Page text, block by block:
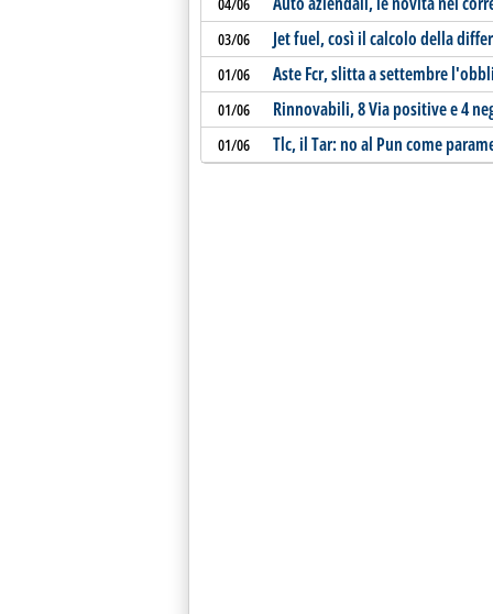
03/06 Jet fuel, così il calcolo della
01/06 Aste Fcr, slitta a settembre
01/06 Rinnovabili, 8 Via positive e 4
01/06 Tlc, il Tar: no al Pun come